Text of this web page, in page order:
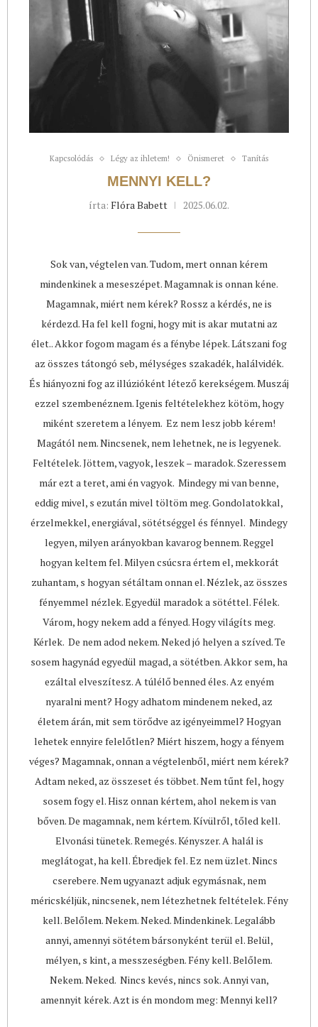
Kapcsolódás Légy az ihletem! Önismeret Tanítás
MENNYI KELL?
írta: Flóra Babett 2025.06.02.
Sok van, végtelen van. Tudom, mert onnan kérem
mindenkinek a meseszépet. Magamnak is onnan kéne.
Magamnak, miért nem kérek? Rossz a kérdés, ne is
kérdezd. Ha fel kell fogni, hogy mit is akar mutatni az
élet.. Akkor fogom magam és a fénybe lépek. Látszani fog
az összes tátongó seb, mélységes szakadék, halálvidék.
És hiányozni fog az illúzióként létező kerekségem. Muszáj
ezzel szembenéznem. Igenis feltételekhez kötöm, hogy
miként szeretem a lényem. Ez nem lesz jobb kérem!
Magától nem. Nincsenek, nem lehetnek, ne is legyenek.
Feltételek. Jöttem, vagyok, leszek – maradok. Szeressem
már ezt a teret, ami én vagyok. Mindegy mi van benne,
eddig mivel, s ezután mivel töltöm meg. Gondolatokkal,
érzelmekkel, energiával, sötétséggel és fénnyel. Mindegy
legyen, milyen arányokban kavarog bennem. Reggel
hogyan keltem fel. Milyen csúcsra értem el, mekkorát
zuhantam, s hogyan sétáltam onnan el. Nézlek, az összes
fényemmel nézlek. Egyedül maradok a sötéttel. Félek.
Várom, hogy nekem add a fényed. Hogy világíts meg.
Kérlek. De nem adod nekem. Neked jó helyen a szíved. Te
sosem hagynád egyedül magad, a sötétben. Akkor sem, ha
ezáltal elveszítesz. A túlélő benned éles. Az enyém
nyaralni ment? Hogy adhatom mindenem neked, az
életem árán, mit sem törődve az igényeimmel? Hogyan
lehetek ennyire felelőtlen? Miért hiszem, hogy a fényem
véges? Magamnak, onnan a végtelenből, miért nem kérek?
Adtam neked, az összeset és többet. Nem tűnt fel, hogy
sosem fogy el. Hisz onnan kértem, ahol nekem is van
bőven. De magamnak, nem kértem. Kívülről, tőled kell.
Elvonási tünetek. Remegés. Kényszer. A halál is
meglátogat, ha kell. Ébredjek fel. Ez nem üzlet. Nincs
cserebere. Nem ugyanazt adjuk egymásnak, nem
méricskéljük, nincsenek, nem létezhetnek feltételek. Fény
kell. Belőlem. Nekem. Neked. Mindenkinek. Legalább
annyi, amennyi sötétem bársonyként terül el. Belül,
mélyen, s kint, a messzeségben. Fény kell. Belőlem.
Nekem. Neked. Nincs kevés, nincs sok. Annyi van,
amennyit kérek. Azt is én mondom meg: Mennyi kell?